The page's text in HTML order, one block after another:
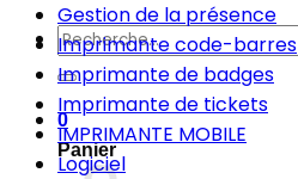
Recherche
pour :
0
Panier
Gestion de la présence
Imprimante code-barres
Imprimante de badges
Imprimante de tickets
IMPRIMANTE MOBILE
Logiciel